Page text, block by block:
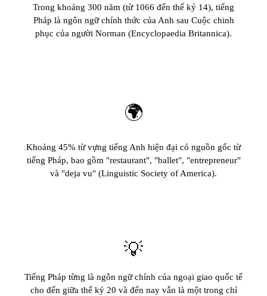
Trong khoảng 300 năm (từ 1066 đến thế kỷ 14), tiếng
Pháp là ngôn ngữ chính thức của Anh sau Cuộc chinh
phục của người Norman (Encyclopaedia Britannica).
🌍
Khoảng 45% từ vựng tiếng Anh hiện đại có nguồn gốc từ
tiếng Pháp, bao gồm "restaurant", "ballet", "entrepreneur"
và "deja vu" (Linguistic Society of America).
💡
Tiếng Pháp từng là ngôn ngữ chính của ngoại giao quốc tế
cho đến giữa thế kỷ 20 và đến nay vẫn là một trong chỉ